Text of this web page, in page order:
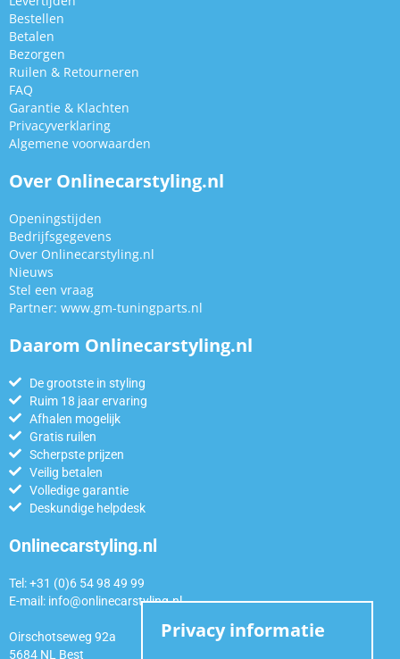
Bestellen
Betalen
Bezorgen
Ruilen & Retourneren
FAQ
Garantie & Klachten
Privacyverklaring
Algemene voorwaarden
Over Onlinecarstyling.nl
Openingstijden
Bedrijfsgegevens
Over Onlinecarstyling.nl
Nieuws
Stel een vraag
Partner: www.gm-tuningparts.nl
Daarom Onlinecarstyling.nl
De grootste in styling
Ruim 18 jaar ervaring
Afhalen mogelijk
Gratis ruilen
Scherpste prijzen
Veilig betalen
Volledige garantie
Deskundige helpdesk
Onlinecarstyling.nl
Tel: +31 (0)6 54 98 49 99
E-mail: info@onlinecarstyling.nl
Oirschotseweg 92a
5684 NL Best
Privacy informatie